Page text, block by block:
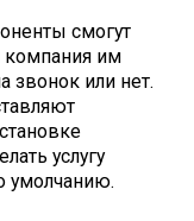
смогут
компания им
звонок или нет.
услугу
умолчанию.